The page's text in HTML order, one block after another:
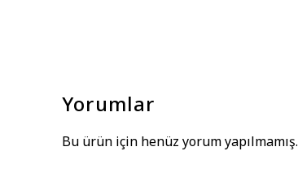
Yorumlar
Bu ürün için henüz yorum yapılmamış.